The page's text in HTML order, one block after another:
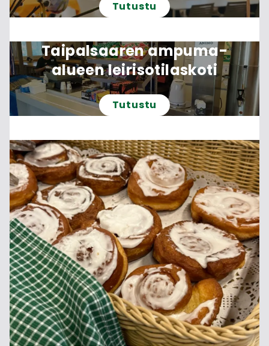
Tutustu
Taipalsaaren ampuma-
alueen leirisotilaskoti
Tutustu